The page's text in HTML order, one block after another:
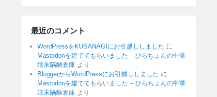
最近のコメント
WordPressをKUSANAGIにお引越ししました に
Mastodonを建ててもらいました – ひらちょんの中華
端末隔離倉庫 より
BloggerからWordPressにお引越ししました に
Mastodonを建ててもらいました – ひらちょんの中華
端末隔離倉庫 より